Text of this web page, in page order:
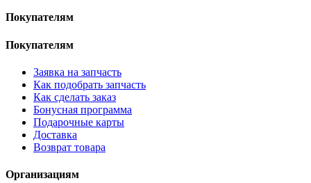
Покупателям
Покупателям
Заявка на запчасть
Как подобрать запчасть
Как сделать заказ
Бонусная программа
Подарочные карты
Доставка
Возврат товара
Организациям